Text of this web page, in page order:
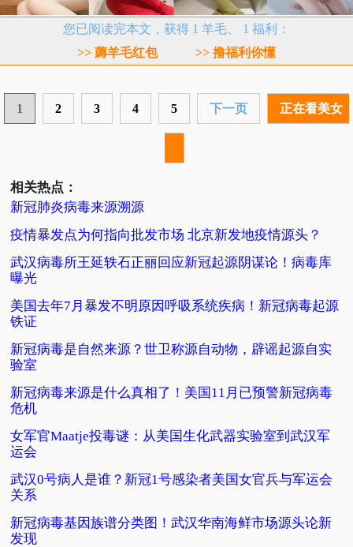
您已阅读完本文，获得 1 羊毛、 1 福利：
>> 薅羊毛红包
>> 撸福利你懂
1 2 3 4 5 下一页 正在看美女
相关热点：
新冠肺炎病毒来源溯源
疫情暴发点为何指向批发市场 北京新发地疫情源头？
武汉病毒所王延轶石正丽回应新冠起源阴谋论！病毒库
曝光
美国去年7月暴发不明原因呼吸系统疾病！新冠病毒起源
铁证
新冠病毒是自然来源？世卫称源自动物，辟谣起源自实
验室
新冠病毒来源是什么真相了！美国11月已预警新冠病毒
危机
女军官Maatje投毒谜：从美国生化武器实验室到武汉军
运会
武汉0号病人是谁？新冠1号感染者美国女官兵与军运会
关系
新冠病毒基因族谱分类图！武汉华南海鲜市场源头论新
发现